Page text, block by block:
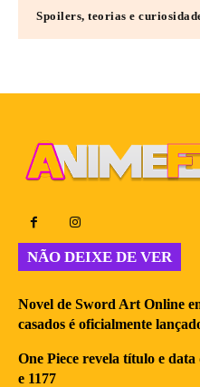
Spoilers, teorias e
NÃO DEIXE DE VER
Novel de Sword Art Online
casados é oficialmente
One Piece revela título e data
e 1177